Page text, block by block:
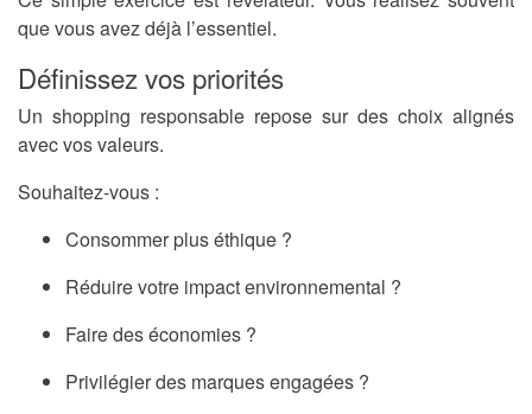
que vous avez déjà l’essentiel.
Définissez vos priorités
Un shopping responsable repose sur des choix alignés
avec vos valeurs.
Souhaitez-vous :
Consommer plus éthique ?
Réduire votre impact environnemental ?
Faire des économies ?
Privilégier des marques engagées ?